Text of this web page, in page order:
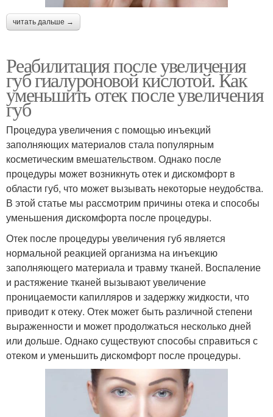
читать дальше →
Реабилитация после увеличения
губ гиалуроновой кислотой. Как
уменьшить отек после увеличения
губ
Процедура увеличения с помощью инъекций
заполняющих материалов стала популярным
косметическим вмешательством. Однако после
процедуры может возникнуть отек и дискомфорт в
области губ, что может вызывать некоторые неудобства.
В этой статье мы рассмотрим причины отека и способы
уменьшения дискомфорта после процедуры.
Отек после процедуры увеличения губ является
нормальной реакцией организма на инъекцию
заполняющего материала и травму тканей. Воспаление
и растяжение тканей вызывают увеличение
проницаемости капилляров и задержку жидкости, что
приводит к отеку. Отек может быть различной степени
выраженности и может продолжаться несколько дней
или дольше. Однако существуют способы справиться с
отеком и уменьшить дискомфорт после процедуры.